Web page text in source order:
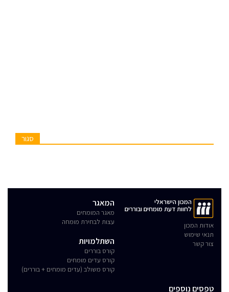
סגור
המכון הישראלי
לחוות דעת מומחים ובוררים
אודות המכון
תנאי שימוש
צור קשר
המאגר
מאגר המומחים
עצות לבחירת מומחה
השתלמויות
קורס בוררים
קורס עדים מומחים
קורס משולב (עדים מומחים + בוררים)
טפסים נוספים